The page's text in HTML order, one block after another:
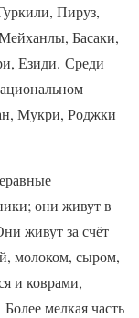
Пируз,
Басаки,
Езиди. Среди
Мукри, Роджки
они живут в
живут за счёт
молоком, сыром,
и коврами,
мелкая часть